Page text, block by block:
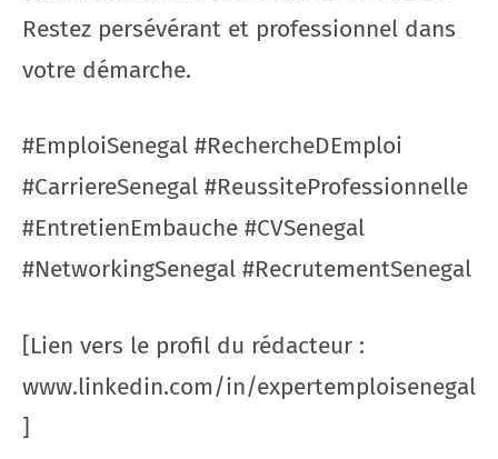
Restez persévérant et professionnel dans
votre démarche.
#EmploiSenegal #RechercheDEmploi
#CarriereSenegal #ReussiteProfessionnelle
#EntretienEmbauche #CVSenegal
#NetworkingSenegal #RecrutementSenegal
[Lien vers le profil du rédacteur :
www.linkedin.com/in/expertemploisenegal
]